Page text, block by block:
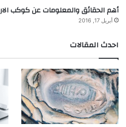
أهم الحقائق والمعلومات عن كوكب
أبريل 17, 2016
احدث المقالات